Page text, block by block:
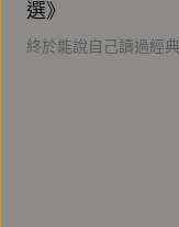
選》
終於能說自己讀過經